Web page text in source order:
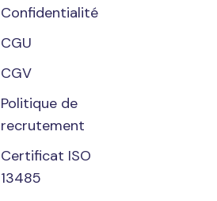
Confidentialité
CGU
CGV
Politique de
recrutement
Certificat ISO
13485